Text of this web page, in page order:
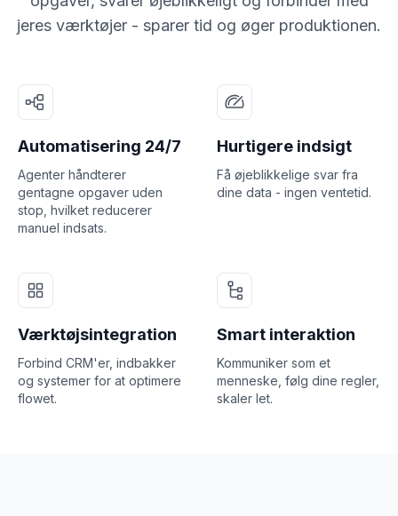
jeres værktøjer - sparer tid og øger produktionen.
Automatisering 24/7
Agenter håndterer
gentagne opgaver uden
stop, hvilket reducerer
manuel indsats.
Hurtigere indsigt
Få øjeblikkelige svar fra
dine data - ingen ventetid.
Værktøjsintegration
Forbind CRM'er, indbakker
og systemer for at optimere
flowet.
Smart interaktion
Kommuniker som et
menneske, følg dine regler,
skaler let.